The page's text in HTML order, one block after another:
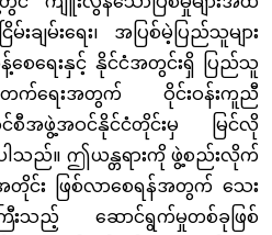
းချမ်းရေး၊ အပြစ်မဲ့ပြည်သူများ
စေရေးနှင့် နိုင်ငံအတွင်းရှိ ပြည်သူ
တက်ရေးအတွက် ဝိုင်းဝန်းကူညီ
အဖွဲ့အဝင်နိုင်ငံတိုင်းမှ မြင်လို
ါသည်။ ဤယန္တရားကို ဖွဲ့စည်းလိုက်
င်း ဖြစ်လာစေရန်အတွက် သေး
းသည့် ဆောင်ရွက်မှုတစ်ခုဖြစ်